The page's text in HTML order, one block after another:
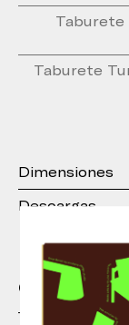
Taburete
Taburete
Dimensiones
Descargas
Otros